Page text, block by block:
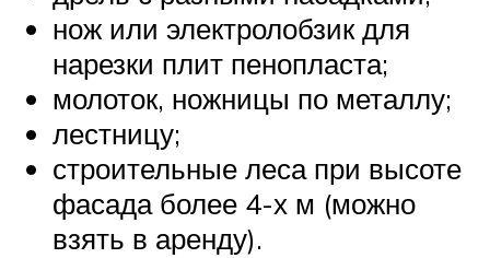
нож или электролобзик для
нарезки плит пенопласта;
молоток, ножницы по металлу;
лестницу;
строительные леса при высоте
фасада более 4-х м (можно
взять в аренду).